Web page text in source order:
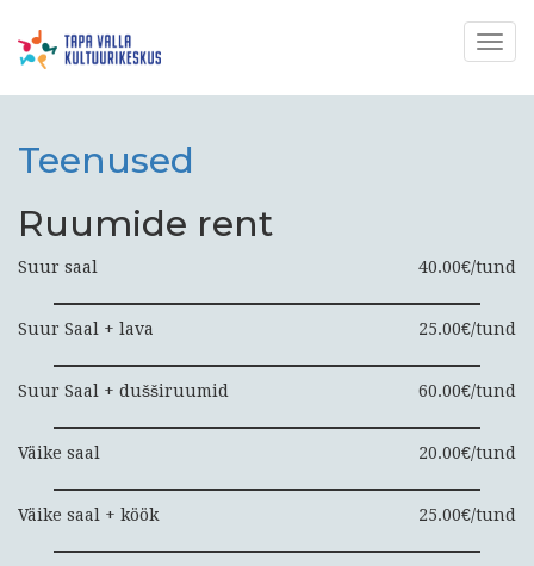
Teenused
Ruumide rent
Suur saal 40.00€/tund
Suur Saal + lava 25.00€/tund
Suur Saal + dušširuumid 60.00€/tund
Väike saal 20.00€/tund
Väike saal + köök 25.00€/tund